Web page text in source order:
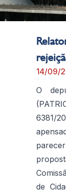
14/09/
O
6381/
de